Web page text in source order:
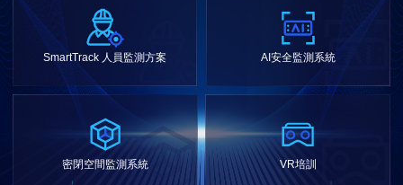
SmartTrack 人員監測方案 AI安全監測系統
密閉空間監測系統 VR培訓